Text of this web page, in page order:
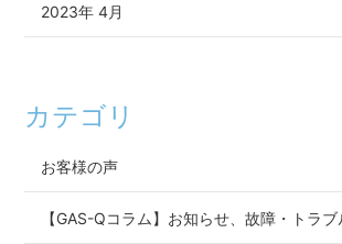
2023年 4月
カテゴリ
お客様の声
【GAS-Qコラム】お知らせ、故障・トラブ